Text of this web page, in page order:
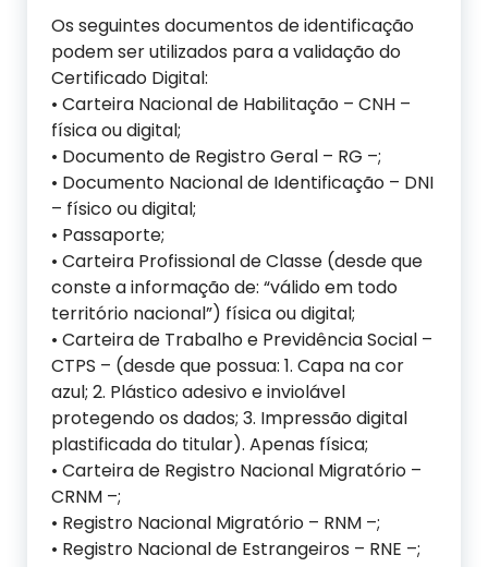
Os seguintes documentos de identificação
podem ser utilizados para a validação do
Certificado Digital:
• Carteira Nacional de Habilitação – CNH –
física ou digital;
• Documento de Registro Geral – RG –;
• Documento Nacional de Identificação – DNI
– físico ou digital;
• Passaporte;
• Carteira Profissional de Classe (desde que
conste a informação de: “válido em todo
território nacional”) física ou digital;
• Carteira de Trabalho e Previdência Social –
CTPS – (desde que possua: 1. Capa na cor
azul; 2. Plástico adesivo e inviolável
protegendo os dados; 3. Impressão digital
plastificada do titular). Apenas física;
• Carteira de Registro Nacional Migratório –
CRNM –;
• Registro Nacional Migratório – RNM –;
• Registro Nacional de Estrangeiros – RNE –;